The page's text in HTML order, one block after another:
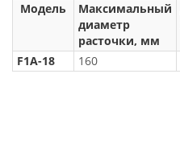
Модель
Максимальный
диаметр
расточки, мм
F1A-18
160